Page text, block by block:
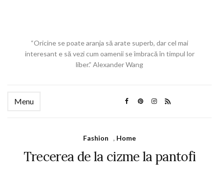
“Oricine se poate aranja să arate superb, dar cel mai
interesant e să vezi cum oamenii se îmbracă în timpul lor
liber.” Alexander Wang
Menu
Fashion , Home
Trecerea de la cizme la pantofi